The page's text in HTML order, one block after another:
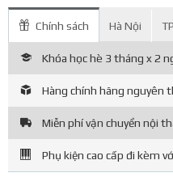
Chính sách Hà Nội
Khóa học hè 3 tháng x 2
Hàng chính hãng nguyên
Miễn phí vận chuyển nội
Phụ kiện cao cấp đi kèm